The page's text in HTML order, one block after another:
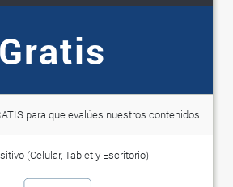
Gratis
para que evalúes nuestros contenidos.
(Celular, Tablet y Escritorio).